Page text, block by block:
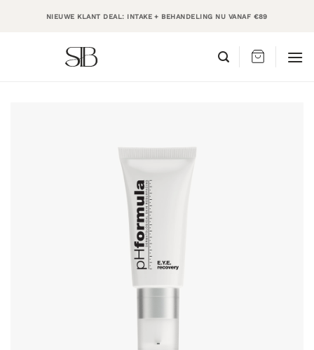
NIEUWE KLANT DEAL: INTAKE + BEHANDELING NU VANAF €89